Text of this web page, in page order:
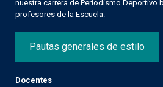
nuestra carrera de Periodismo Deportivo
profesores de la Escuela.
Pautas generales de estilo
Docentes